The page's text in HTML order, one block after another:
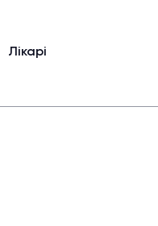
Лікарі